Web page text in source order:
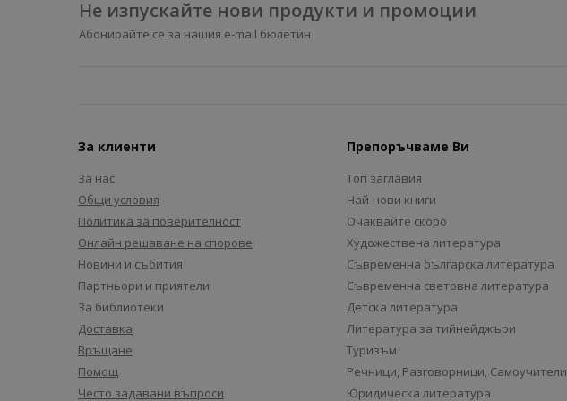
Не изпускайте нови продукти и промоции
Абонирайте се за нашия e-mail бюлетин
За клиенти
За нас
Общи условия
Политика за поверителност
Онлайн решаване на спорове
Новини и събития
Партньори и приятели
За библиотеки
Доставка
Връщане
Помощ
Често задавани въпроси
Препоръчваме Ви
Топ заглавия
Най-нови книги
Очаквайте скоро
Художествена литература
Съвременна българска литература
Съвременна световна литература
Детска литература
Литература за тийнейджъри
Туризъм
Речници, Разговорници, Самоучители
Юридическа литература